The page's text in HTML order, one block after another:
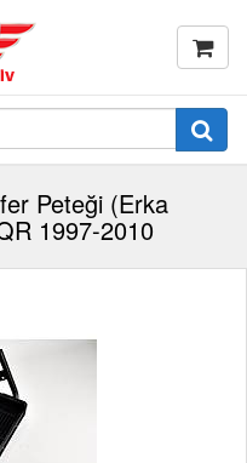
Peteği (Erka
1997-2010